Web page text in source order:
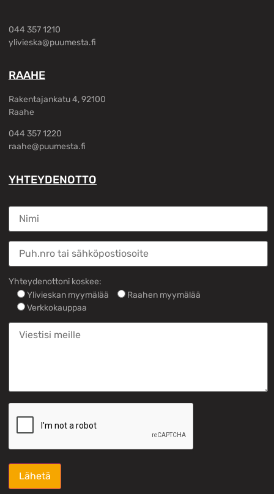
044 357 1210
ylivieska@puumesta.fi
RAAHE
Rakentajankatu 4, 92100
Raahe
044 357 1220
raahe@puumesta.fi
YHTEYDENOTTO
Yhteydenottoni koskee:
Ylivieskan myymälää
Raahen myymälää
Verkkokauppaa